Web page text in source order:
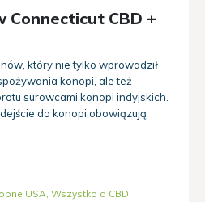
Connecticut CBD +
który nie tylko wprowadził
konopi, ale też
surowcami konopi indyjskich.
do konopi obowiązują
USA Wszystko o CBD